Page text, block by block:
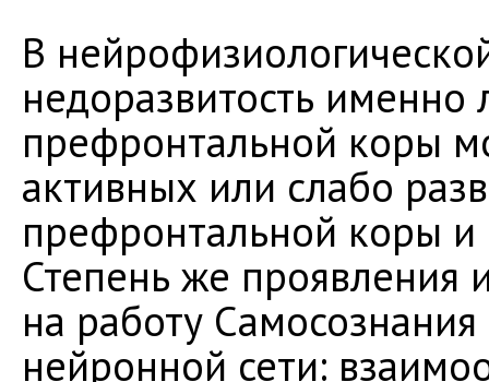
В
недоразвитость именно
префронтальной коры
активных или слабо
префронтальной коры
Степень же проявления
на работу
нейронной сети: